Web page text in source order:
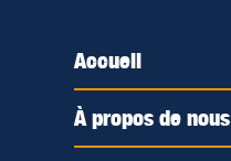
Accueil
À propos de nous